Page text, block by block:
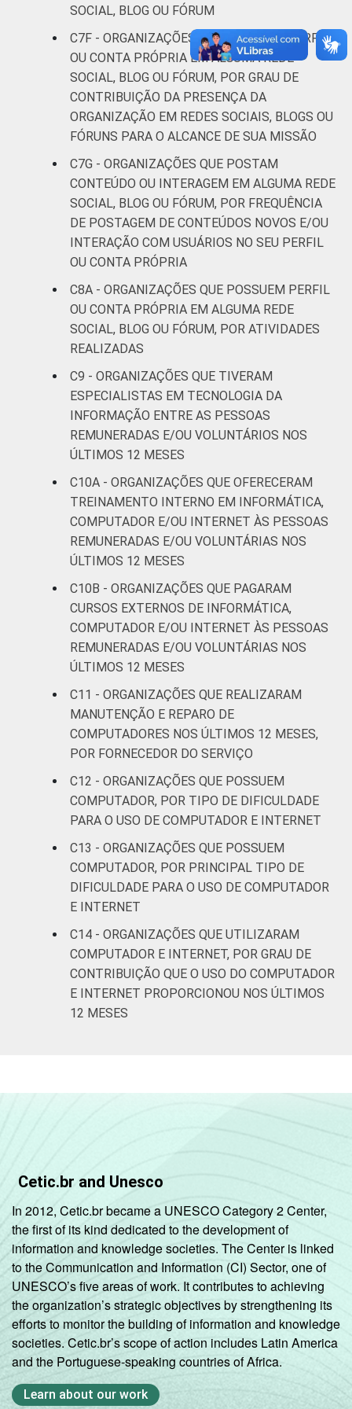
SOCIAL, BLOG OU FÓRUM
C7F - ORGANIZAÇÕES QUE POSSUEM PERFIL
OU CONTA PRÓPRIA EM ALGUMA REDE
SOCIAL, BLOG OU FÓRUM, POR GRAU DE
CONTRIBUIÇÃO DA PRESENÇA DA
ORGANIZAÇÃO EM REDES SOCIAIS, BLOGS OU
FÓRUNS PARA O ALCANCE DE SUA MISSÃO
C7G - ORGANIZAÇÕES QUE POSTAM
CONTEÚDO OU INTERAGEM EM ALGUMA REDE
SOCIAL, BLOG OU FÓRUM, POR FREQUÊNCIA
DE POSTAGEM DE CONTEÚDOS NOVOS E/OU
INTERAÇÃO COM USUÁRIOS NO SEU PERFIL
OU CONTA PRÓPRIA
C8A - ORGANIZAÇÕES QUE POSSUEM PERFIL
OU CONTA PRÓPRIA EM ALGUMA REDE
SOCIAL, BLOG OU FÓRUM, POR ATIVIDADES
REALIZADAS
C9 - ORGANIZAÇÕES QUE TIVERAM
ESPECIALISTAS EM TECNOLOGIA DA
INFORMAÇÃO ENTRE AS PESSOAS
REMUNERADAS E/OU VOLUNTÁRIOS NOS
ÚLTIMOS 12 MESES
C10A - ORGANIZAÇÕES QUE OFERECERAM
TREINAMENTO INTERNO EM INFORMÁTICA,
COMPUTADOR E/OU INTERNET ÀS PESSOAS
REMUNERADAS E/OU VOLUNTÁRIAS NOS
ÚLTIMOS 12 MESES
C10B - ORGANIZAÇÕES QUE PAGARAM
CURSOS EXTERNOS DE INFORMÁTICA,
COMPUTADOR E/OU INTERNET ÀS PESSOAS
REMUNERADAS E/OU VOLUNTÁRIAS NOS
ÚLTIMOS 12 MESES
C11 - ORGANIZAÇÕES QUE REALIZARAM
MANUTENÇÃO E REPARO DE
COMPUTADORES NOS ÚLTIMOS 12 MESES,
POR FORNECEDOR DO SERVIÇO
C12 - ORGANIZAÇÕES QUE POSSUEM
COMPUTADOR, POR TIPO DE DIFICULDADE
PARA O USO DE COMPUTADOR E INTERNET
C13 - ORGANIZAÇÕES QUE POSSUEM
COMPUTADOR, POR PRINCIPAL TIPO DE
DIFICULDADE PARA O USO DE COMPUTADOR
E INTERNET
C14 - ORGANIZAÇÕES QUE UTILIZARAM
COMPUTADOR E INTERNET, POR GRAU DE
CONTRIBUIÇÃO QUE O USO DO COMPUTADOR
E INTERNET PROPORCIONOU NOS ÚLTIMOS
12 MESES
Cetic.br and Unesco
In 2012, Cetic.br became a UNESCO Category 2 Center,
the first of its kind dedicated to the development of
information and knowledge societies. The Center is linked
to the Communication and Information (CI) Sector, one of
UNESCO’s five areas of work. It contributes to achieving
the organization’s strategic objectives by strengthening its
efforts to monitor the building of information and knowledge
societies. Cetic.br’s scope of action includes Latin America
and the Portuguese-speaking countries of Africa.
Learn about our work